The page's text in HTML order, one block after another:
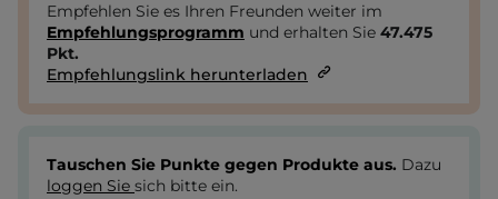
Empfehlen Sie es Ihren Freunden weiter im
Empfehlungsprogramm und erhalten Sie 47.475
Pkt.
Empfehlungslink herunterladen
Tauschen Sie Punkte gegen Produkte aus. Dazu
loggen Sie sich bitte ein.